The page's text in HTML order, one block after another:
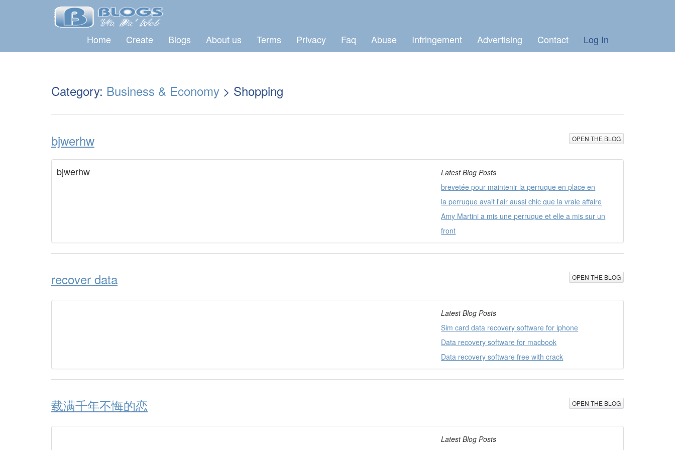
Home Create Blogs About us Terms Privacy Faq Abuse Infringement Advertising Contact Log In
Category: Business & Economy > Shopping
bjwerhw OPEN THE BLOG
bjwerhw
Latest Blog Posts
brevetée pour maintenir la perruque en place en
la perruque avait l'air aussi chic que la vraie affaire
Amy Martini a mis une perruque et elle a mis sur un
front
recover data OPEN THE BLOG
Latest Blog Posts
Sim card data recovery software for iphone
Data recovery software for macbook
Data recovery software free with crack
载满千年不悔的恋 OPEN THE BLOG
Latest Blog Posts